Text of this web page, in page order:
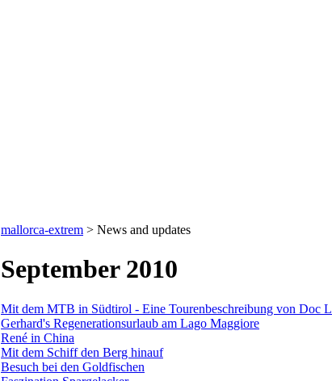
mallorca-extrem > News and updates
September 2010
Mit dem MTB in Südtirol - Eine Tourenbeschreibung von Doc L
Gerhard's Regenerationsurlaub am Lago Maggiore
René in China
Mit dem Schiff den Berg hinauf
Besuch bei den Goldfischen